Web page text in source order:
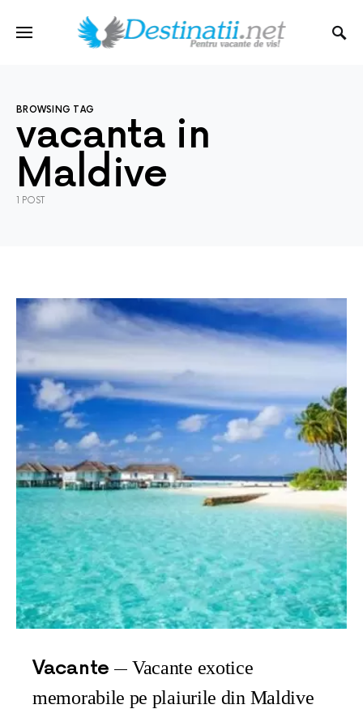
BROWSING TAG
vacanta in
Maldive
1 POST
Vacante
Vacante exotice
memorabile pe plaiurile din Maldive